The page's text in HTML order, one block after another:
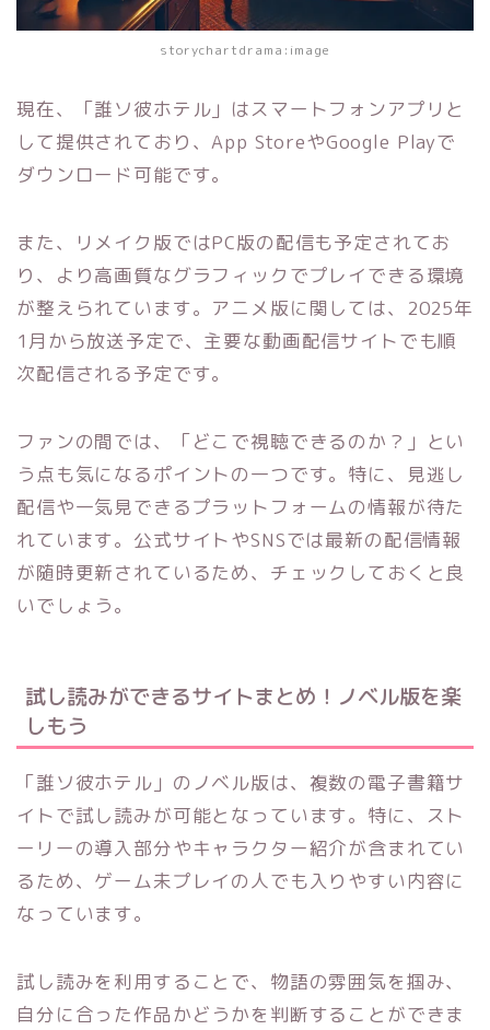
storychartdrama:image
現在、「誰ソ彼ホテル」はスマートフォンアプリと
して提供されており、App StoreやGoogle Playで
ダウンロード可能です。
また、リメイク版ではPC版の配信も予定されてお
り、より高画質なグラフィックでプレイできる環境
が整えられています。アニメ版に関しては、2025年
1月から放送予定で、主要な動画配信サイトでも順
次配信される予定です。
ファンの間では、「どこで視聴できるのか？」とい
う点も気になるポイントの一つです。特に、見逃し
配信や一気見できるプラットフォームの情報が待た
れています。公式サイトやSNSでは最新の配信情報
が随時更新されているため、チェックしておくと良
いでしょう。
試し読みができるサイトまとめ！ノベル版を楽
しもう
「誰ソ彼ホテル」のノベル版は、複数の電子書籍サ
イトで試し読みが可能となっています。特に、スト
ーリーの導入部分やキャラクター紹介が含まれてい
るため、ゲーム未プレイの人でも入りやすい内容に
なっています。
試し読みを利用することで、物語の雰囲気を掴み、
自分に合った作品かどうかを判断することができま